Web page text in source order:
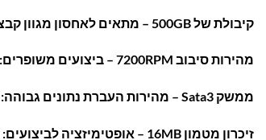
קיבולת של 500GB – מתאים לאחסון מגוון קבצים:
מהירות סיבוב 7200RPM – ביצועים משופרים:
ממשק Sata3 – מהירות העברת נתונים גבוהה:
זיכרון מטמון 16MB – אופטימיזציה לביצועים: